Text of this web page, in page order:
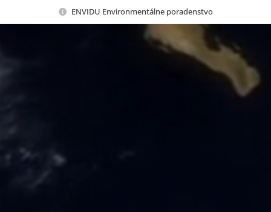
ENVIDU Environmentálne poradenstvo